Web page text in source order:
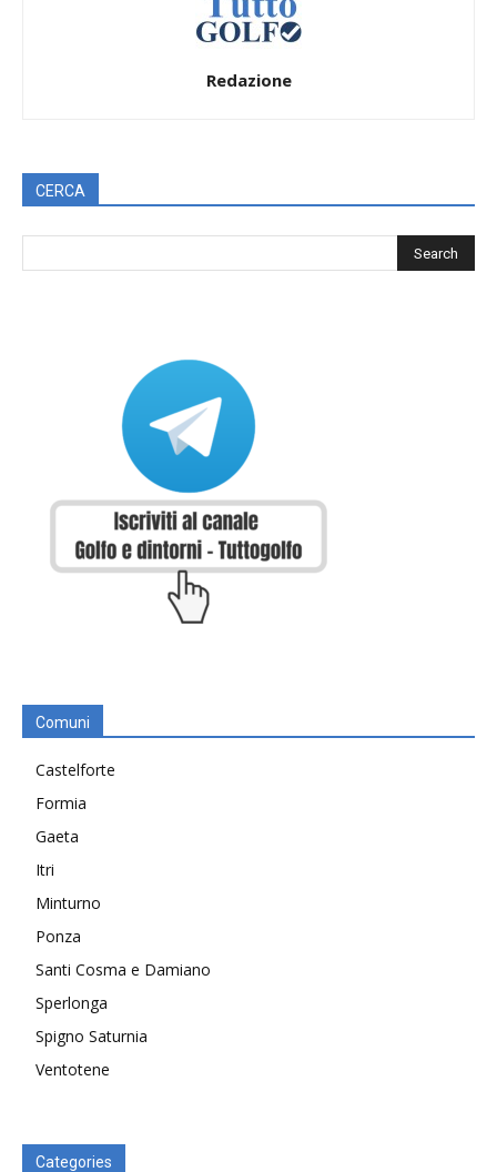
Redazione
CERCA
Comuni
Castelforte
Formia
Gaeta
Itri
Minturno
Ponza
Santi Cosma e Damiano
Sperlonga
Spigno Saturnia
Ventotene
Categories